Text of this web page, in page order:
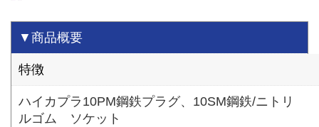
▼商品概要
特徴
ハイカプラ10PM鋼鉄プラグ、10SM鋼鉄/ニトリ
ルゴム ソケット